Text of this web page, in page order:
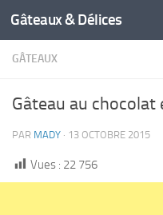
Gâteaux & Délices
GÂTEAUX
Gâteau au
PAR MADY · 13 OCTOBRE 2015
Vues : 22 756